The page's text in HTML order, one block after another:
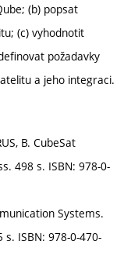
(b) popsat
(c) vyhodnotit
požadavky
a jeho integraci.
B. CubeSat
498 s. ISBN: 978-0-
Systems.
s. ISBN: 978-0-470-